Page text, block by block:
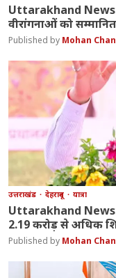
Uttarakhand News:
वीरांगनाओं को
Mohan
उत्तराखंड देहरादून यात्रा
Uttarakhand News:
2.19 करोड़ से अधिक
Mohan